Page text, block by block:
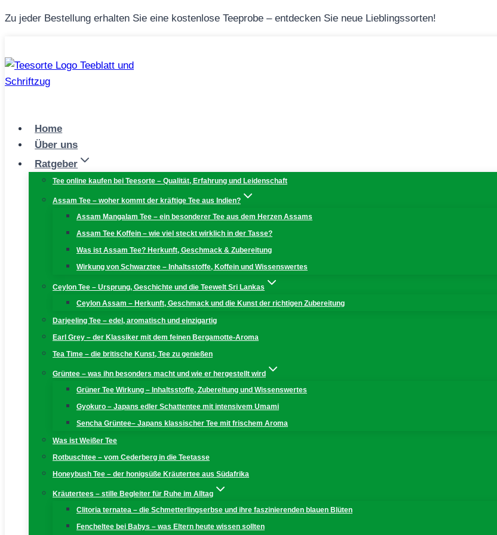
Zum
Zu jeder Bestellung erhalten Sie eine kostenlose Teeprobe – entdecken Sie neue Lieblingssorten!
Home
Über uns
Ratgeber
Tee online kaufen bei Teesorte – Qualität, Erfahrung und Leidenschaft
Assam Tee – woher kommt der kräftige Tee aus Indien?
Assam Mangalam Tee – ein besonderer Tee aus dem Herzen Assams
Assam Tee Koffein – wie viel steckt wirklich in der Tasse?
Was ist Assam Tee? Herkunft, Geschmack & Zubereitung
Wirkung von Schwarztee – Inhaltsstoffe, Koffein und Wissenswertes
Ceylon Tee – Ursprung, Geschichte und die Teewelt Sri Lankas
Ceylon Assam – Herkunft, Geschmack und die Kunst der richtigen Zubereitung
Darjeeling Tee – edel, aromatisch und einzigartig
Earl Grey – der Klassiker mit dem feinen Bergamotte-Aroma
Tea Time – die britische Kunst, Tee zu genießen
Grüntee – was ihn besonders macht und wie er hergestellt wird
Grüner Tee Wirkung – Inhaltsstoffe, Zubereitung und Wissenswertes
Gyokuro – Japans edler Schattentee mit intensivem Umami
Sencha Grüntee– Japans klassischer Tee mit frischem Aroma
Was ist Weißer Tee
Rotbuschtee – vom Cederberg in die Teetasse
Honeybush Tee – der honigsüße Kräutertee aus Südafrika
Kräutertees – stille Begleiter für Ruhe im Alltag
Clitoria ternatea – die Schmetterlingserbse und ihre faszinierenden blauen Blüten
Fencheltee bei Babys – was Eltern heute wissen sollten